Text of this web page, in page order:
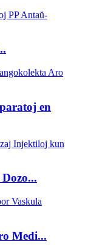
en
Medi...